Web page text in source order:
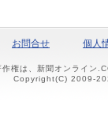
お問合せ 個人
権は、新聞オンライン
Copyright(C) 2009-